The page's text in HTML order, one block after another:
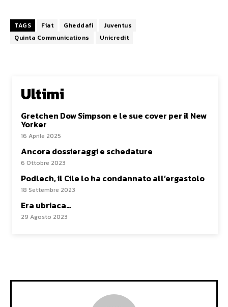
TAGS Fiat Gheddafi
Juventus
Quinta Communications
Unicredit
Ultimi
Gretchen Dow Simpson e le sue cover per il New
Yorker
16 Aprile 2025
Ancora dossieraggi e schedature
6 Ottobre 2023
Podlech, il Cile lo ha condannato all’ergastolo
18 Settembre 2023
Era ubriaca…
29 Agosto 2023